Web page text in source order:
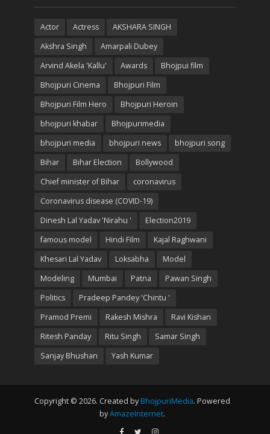
Actor Actress
AKSHARA SINGH
Akshra Singh
Amarpali Dubey
Arvind Akela 'Kallu'
Awards
Bhojpui film
Bhojpuri Cinema
Bhojpuri Film
Bhojpuri Film Hero
Bhojpuri Heroin
bhojpuri khabar
Bhojpurimedia
bhojpuri media
bhojpuri news
bhojpuri song
Bihar
Bihar Election
Bollywood
Chief minister of Bihar
coronavirus
Coronavirus disease (COVID-19)
Dinesh Lal Yadav 'Nirahu '
Election2019
famous model
Hindi Film
Kajal Raghwani
Khesari Lal Yadav
Loksabha
Model
Modeling
Mumbai Patna
Pawan Singh
Politics
Pradeep Pandey 'Chintu '
Pramod Premi
Rakesh Mishra
Ravi Kishan
Ritesh Panday
Ritu Singh
Samar Singh
Sanjay Bhushan
Yash Kumar
Copyright © 2026. Created by BhojpuriMedia. Powered
byAmazeInternet.